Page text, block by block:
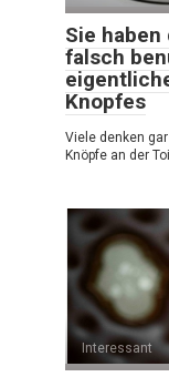
Sie
falsch
Knopfes
Viele denken
Knöpfe an der
Interessant